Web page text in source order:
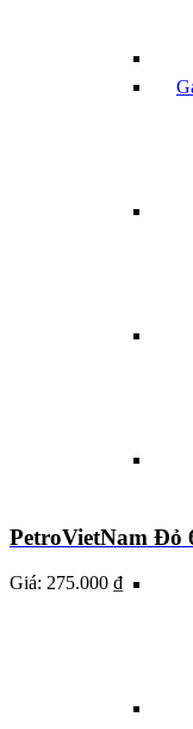
PetroVietNam Đỏ
Giá: 275.000 ₫